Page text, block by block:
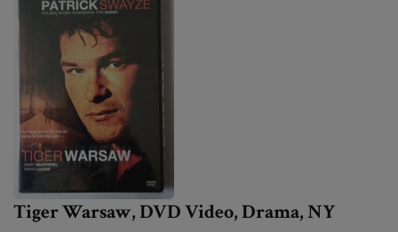
Tiger Warsaw, DVD Video, Drama, NY